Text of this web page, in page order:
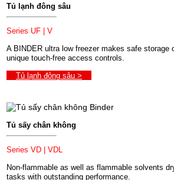
Tủ lạnh đông sâu
Series UF | V
A BINDER ultra low freezer makes safe
unique touch-free access controls.
Tủ lạnh đông sâu >
Tủ sấy chân không
Series VD | VDL
Non-flammable as well as flammable solvents
tasks with outstanding performance.